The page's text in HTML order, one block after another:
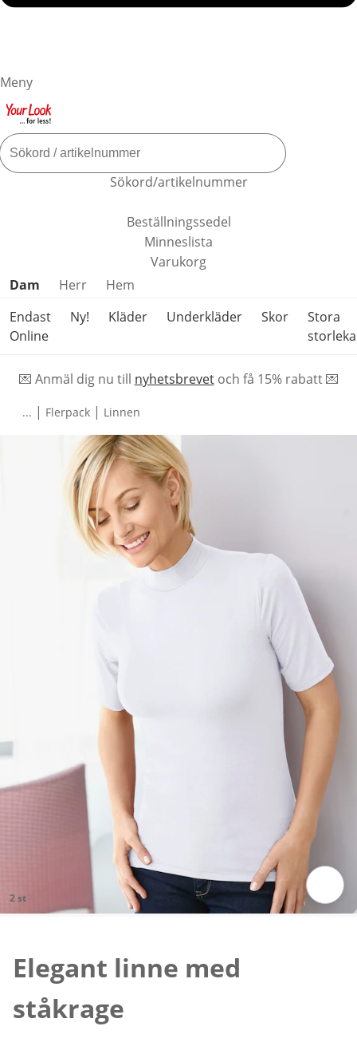
Meny
Sökord/artikelnummer
Beställningssedel
Minneslista
Varukorg
Hoppa över produktkategorier
Dam Herr
Hem
Endast
Online
Ny! Kläder Underkläder Skor
Stora
💌 Anmäl dig nu till nyhetsbrevetoch få 15% rabatt 💌
... | Flerpack | Linnen
2 st
Elegant linne med
ståkrage